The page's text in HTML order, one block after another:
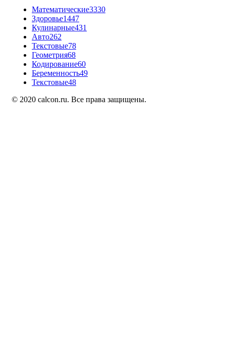
Математические3330
Здоровье1447
Кулинарные431
Авто262
Текстовые78
Геометрия68
Кодирование60
Беременность49
Текстовые48
© 2020 calcon.ru. Все права защищены.